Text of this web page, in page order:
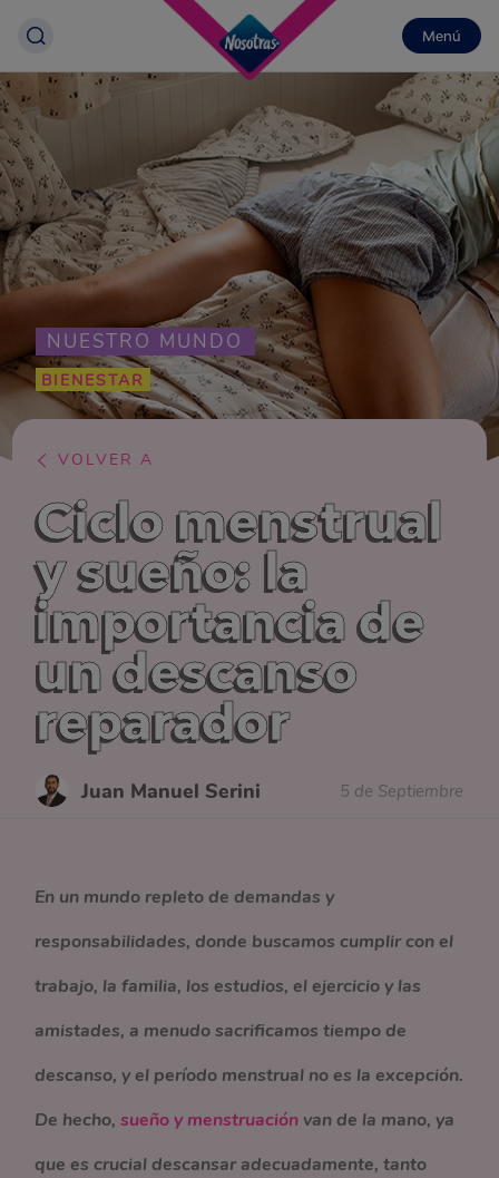
Menú
NUESTRO MUNDO
BIENESTAR
VOLVER A
Ciclo menstrual
y sueño: la
importancia de
un descanso
reparador
Juan Manuel Serini 5 de Septiembre
En un mundo repleto de demandas y
responsabilidades, donde buscamos cumplir con el
trabajo, la familia, los estudios, el ejercicio y las
amistades, a menudo sacrificamos tiempo de
descanso, y el período menstrual no es la excepción.
De hecho,sueño y menstruación van de la mano, ya
que es crucial descansar adecuadamente, tanto